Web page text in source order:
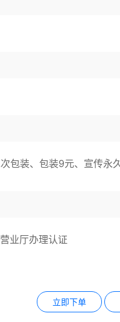
包装、包装9元、宣传永
业厅办理认证
立即下单